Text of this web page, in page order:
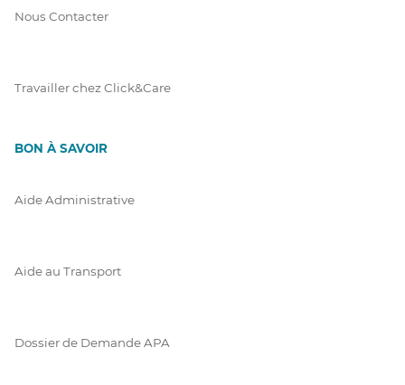
Nous Contacter
Travailler chez Click&Care
BON À SAVOIR
Aide Administrative
Aide au Transport
Dossier de Demande APA